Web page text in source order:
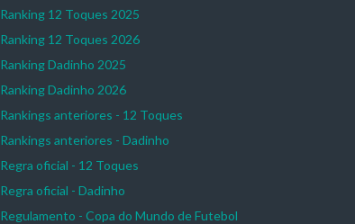
Ranking 12 Toques 2025
Ranking 12 Toques 2026
Ranking Dadinho 2025
Ranking Dadinho 2026
Rankings anteriores - 12 Toques
Rankings anteriores - Dadinho
Regra oficial - 12 Toques
Regra oficial - Dadinho
Regulamento - Copa do Mundo de Futebol